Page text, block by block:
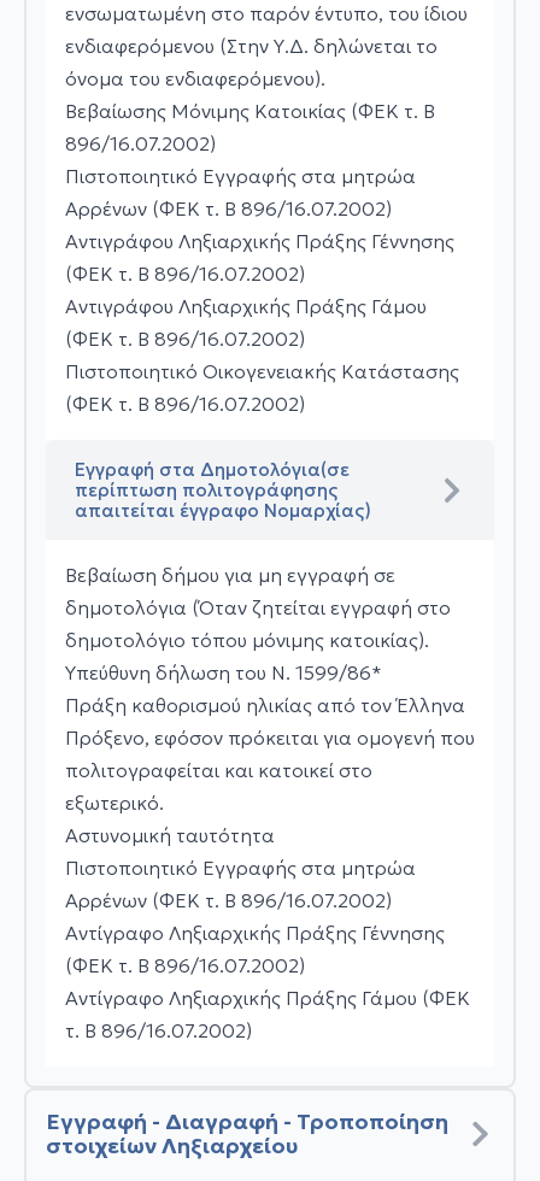
ενσωματωμένη στο παρόν έντυπο, του ίδιου
ενδιαφερόμενου (Στην Υ.Δ. δηλώνεται το
όνομα του ενδιαφερόμενου).
Βεβαίωσης Μόνιμης Κατοικίας (ΦΕΚ τ. Β
896/16.07.2002)
Πιστοποιητικό Εγγραφής στα μητρώα
Αρρένων (ΦΕΚ τ. Β 896/16.07.2002)
Αντιγράφου Ληξιαρχικής Πράξης Γέννησης
(ΦΕΚ τ. Β 896/16.07.2002)
Αντιγράφου Ληξιαρχικής Πράξης Γάμου
(ΦΕΚ τ. Β 896/16.07.2002)
Πιστοποιητικό Οικογενειακής Κατάστασης
(ΦΕΚ τ. Β 896/16.07.2002)
Εγγραφή στα Δημοτολόγια(σε
περίπτωση πολιτογράφησης
απαιτείται έγγραφο Νομαρχίας)
Βεβαίωση δήμου για μη εγγραφή σε
δημοτολόγια (Όταν ζητείται εγγραφή στο
δημοτολόγιο τόπου μόνιμης κατοικίας).
Υπεύθυνη δήλωση του Ν. 1599/86*
Πράξη καθορισμού ηλικίας από τον Έλληνα
Πρόξενο, εφόσον πρόκειται για ομογενή που
πολιτογραφείται και κατοικεί στο
εξωτερικό.
Αστυνομική ταυτότητα
Πιστοποιητικό Εγγραφής στα μητρώα
Αρρένων (ΦΕΚ τ. Β 896/16.07.2002)
Αντίγραφο Ληξιαρχικής Πράξης Γέννησης
(ΦΕΚ τ. Β 896/16.07.2002)
Αντίγραφο Ληξιαρχικής Πράξης Γάμου (ΦΕΚ
τ. Β 896/16.07.2002)
Εγγραφή - Διαγραφή - Τροποποίηση
στοιχείων Ληξιαρχείου